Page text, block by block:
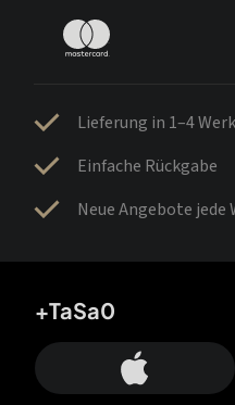
Lieferung in 1–4
Einfache Rückgabe
Neue Angebote jede
+TaSa0